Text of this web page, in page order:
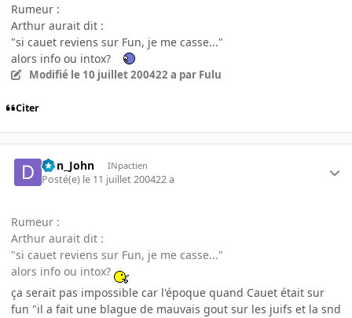
Rumeur :
Arthur aurait dit :
"si cauet reviens sur Fun, je me casse..."
alors info ou intox?
Modifié le 10 juillet 200422 a par Fulu
Citer
Don_John INpactien
Posté(e) le 11 juillet 200422 a
Rumeur :
Arthur aurait dit :
"si cauet reviens sur Fun, je me casse..."
alors info ou intox?
ça serait pas impossible car l'époque quand Cauet était sur
fun "il a fait une blague de mauvais gout sur les juifs et la snd